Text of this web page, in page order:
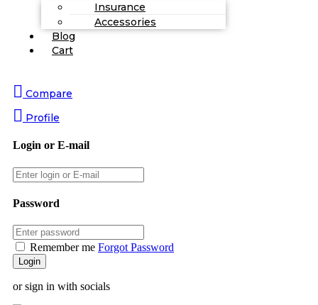
Insurance
Accessories
Blog
Cart
Compare
Profile
Login or E-mail
Password
Remember me Forgot Password
or sign in with socials